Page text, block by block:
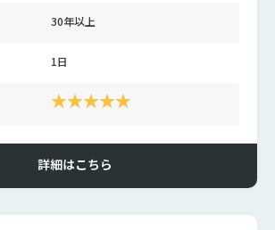
30年以上
1日
詳細はこちら